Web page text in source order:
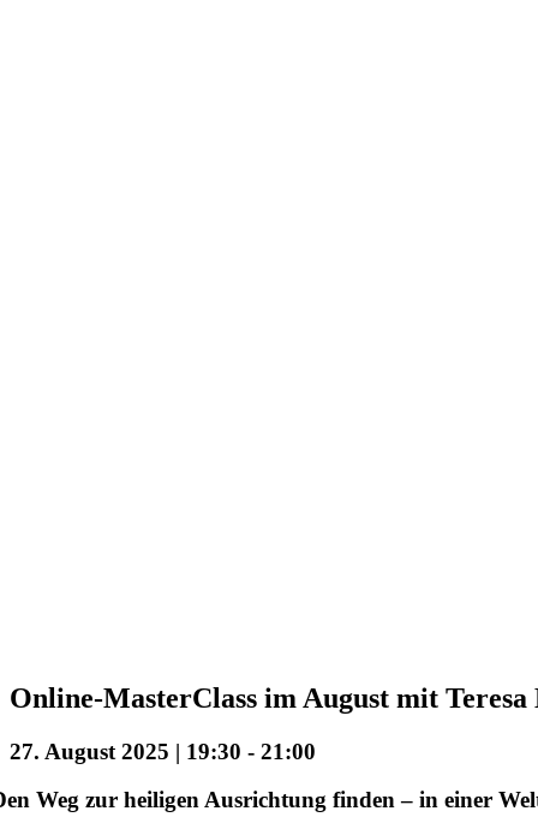
Online-MasterClass im August mit Teresa
27. August 2025 | 19:30 - 21:00
Weg zur heiligen Ausrichtung finden – in einer